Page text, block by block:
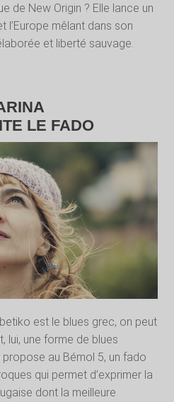
de New Origin ? Elle lance un
l’Europe mêlant dans son
et liberté sauvage.
LE FADO
est le blues grec, on peut
lui, une forme de blues
au Bémol 5, un fado
qui permet d’exprimer la
dont la meilleure